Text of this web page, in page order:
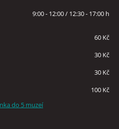
9:00 - 12:00 / 12:30 - 17:00 h
60 Kč
30 Kč
30 Kč
100 Kč
do 5 muzeí